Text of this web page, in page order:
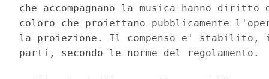
che accompagnano la musica hanno
coloro che proiettano pubblicamente
la proiezione. Il compenso e'
parti, secondo le norme del regolamento.